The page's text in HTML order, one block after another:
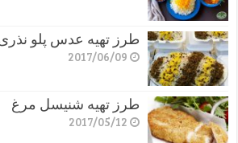
طرز تهیه عدس پلو
2017/06/09
طرز تهیه شنیسل مرغ
2017/05/12